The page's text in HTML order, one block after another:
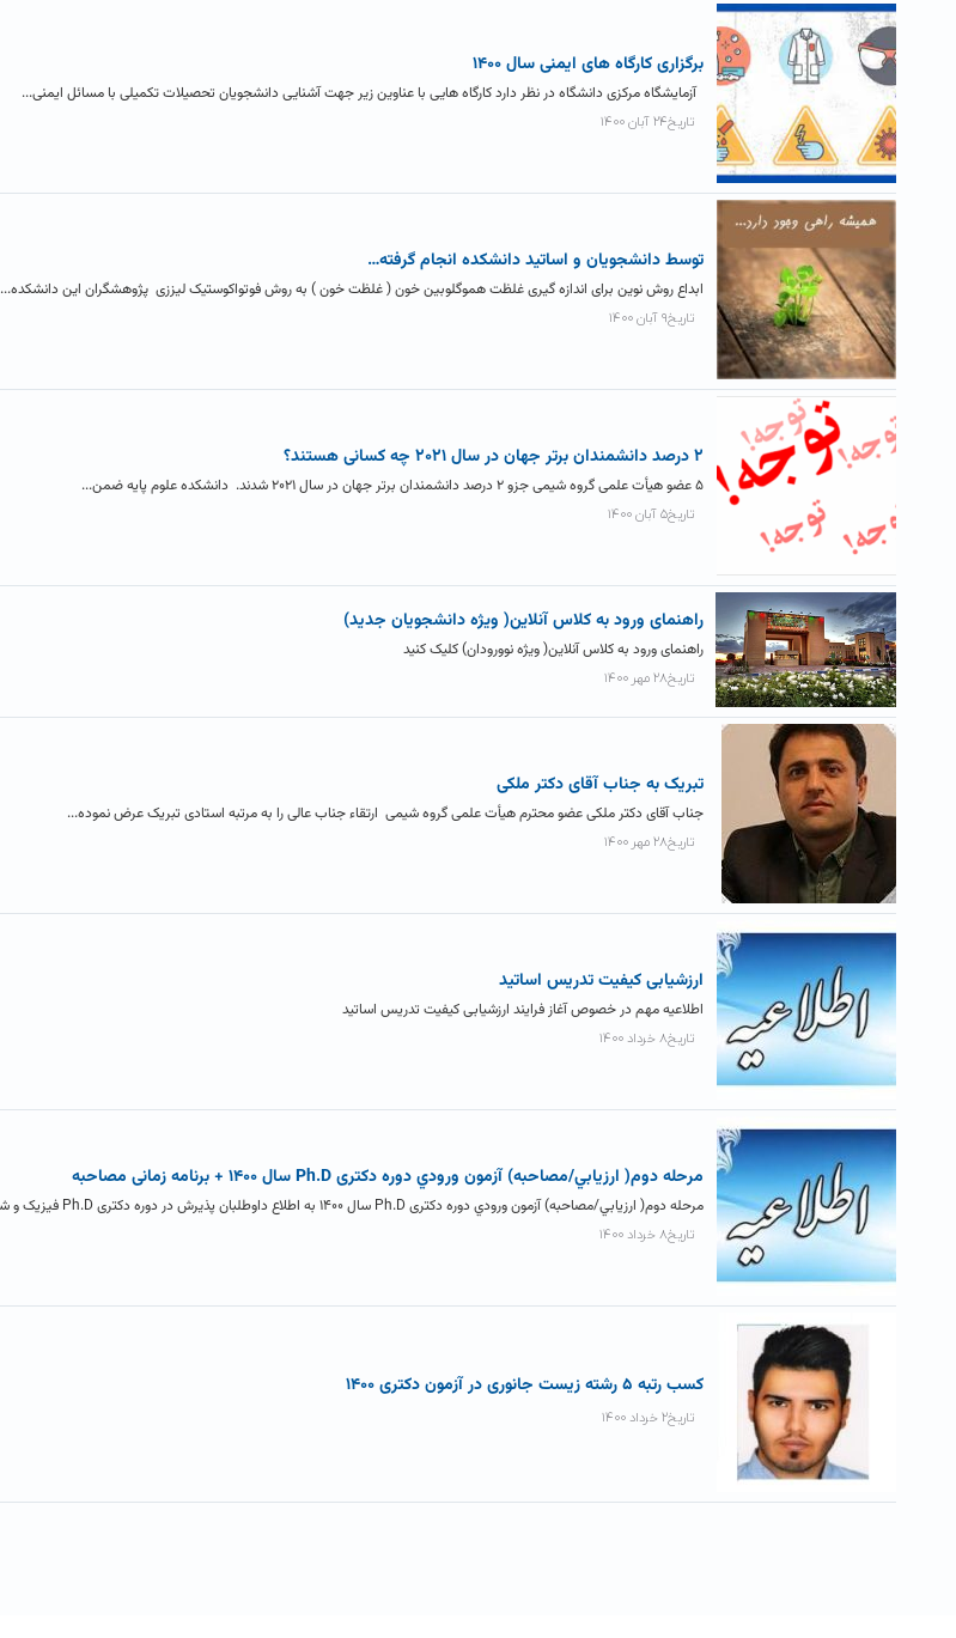
برگزاری کارگاه های ایمنی سال ۱۴۰۰
آزمایشگاه مرکزی دانشگاه در نظر دارد کارگاه هایی با عناوین زیر جهت آشنایی دانشجویان تحصیلات تکمیلی با مسائل ایمنی...
تاریخ۲۴ آبان ۱۴۰۰
توسط دانشجویان و اساتید دانشکده انجام گرفته…
ابداع روش نوین برای اندازه گیری غلظت هموگلوبین خون ( غلظت خون ) به روش فوتواکوستیک لیززی پژوهشگران این دانشکده...
تاریخ۹ آبان ۱۴۰۰
۲ درصد دانشمندان برتر جهان در سال ۲۰۲۱ چه کسانی هستند؟
۵ عضو هیأت علمی گروه شیمی جزو ۲ درصد دانشمندان برتر جهان در سال ۲۰۲۱ شدند. دانشکده علوم پایه ضمن...
تاریخ۵ آبان ۱۴۰۰
راهنمای ورود به کلاس آنلاین( ویژه دانشجویان جدید)
راهنمای ورود به کلاس آنلاین( ویژه نوورودان) کلیک کنید
تاریخ۲۸ مهر ۱۴۰۰
تبریک به جناب آقای دکتر ملکی
جناب آقای دکتر ملکی عضو محترم هیأت علمی گروه شیمی ارتقاء جناب عالی را به مرتبه استادی تبریک عرض نموده...
تاریخ۲۸ مهر ۱۴۰۰
ارزشیابی کیفیت تدریس اساتید
اطلاعیه مهم در خصوص آغاز فرایند ارزشیابی کیفیت تدریس اساتید
تاریخ۸ خرداد ۱۴۰۰
مرحله دوم( ارزيابي/مصاحبه) آزمون ورودي دوره دکتری Ph.D سال ۱۴۰۰ + برنامه زمانی مصاحبه
مرحله دوم( ارزيابي/مصاحبه) آزمون ورودي دوره دکتری Ph.D سال ۱۴۰۰ به اطلاع داوطلبان پذیرش در دوره دکتری Ph.D فیزیک و شیمی که...
تاریخ۸ خرداد ۱۴۰۰
کسب رتبه ۵ رشته زیست جانوری در آزمون دکتری ۱۴۰۰
تاریخ۲ خرداد ۱۴۰۰